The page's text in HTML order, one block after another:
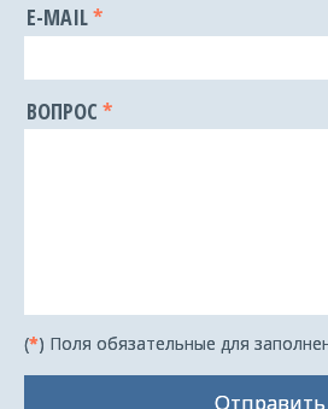
E-MAIL
ВОПРОС
(*) Поля обязательные для
Отправить